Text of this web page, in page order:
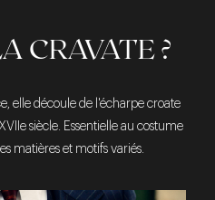
CRAVATE ?
elle découle de l'écharpe croate
siècle. Essentielle au costume
matières et motifs variés.